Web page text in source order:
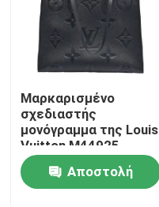
Σπίτι
Προϊόντα
Μαρκαρισμένο
σχεδιαστής
μονόγραμμα της Louis
Vuitton M44925
OnTheGo GM
τσαντών των ατόμων
Αποστολή